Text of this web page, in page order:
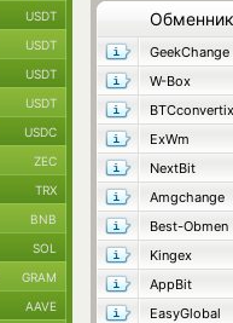
Обменник
GeekChange
W-Box
BTCconvertix
ExWm
NextBit
Amgchange
Best-Obmen
Kingex
AppBit
EasyGlobal
USDT
USDT
USDT
USDT
USDC
ZEC
TRX
BNB
SOL
GRAM
AAVE